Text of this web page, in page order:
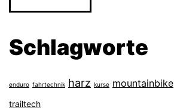
Schlagworte
enduro fahrtechnik harz kurse mountainbike
trailtech